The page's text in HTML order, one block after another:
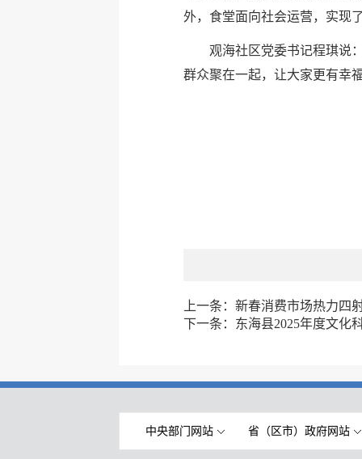
外，食堂面向社会运营，实现
观海社区党委书记程琪说
群众聚在一起，让大家更有幸
上一条： 新春消费市场热力四
下一条： 东海县2025年度文化
中央部门网站 省（区市）政府网站